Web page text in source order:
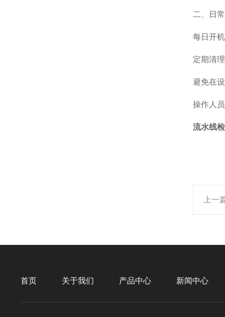
二、日
每日开
定期清
避免在
操作人
流水线
上一
首页 关于我们 产品中心 新闻中心